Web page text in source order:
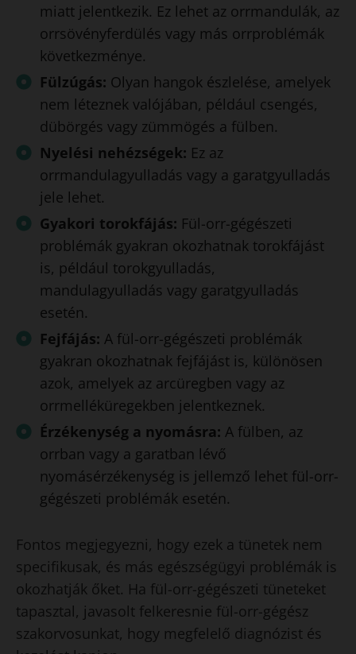
miatt jelentkezik. Ez lehet az orrmandulák, az
orrsövényferdülés vagy más orrproblémák
következménye.
Fülzúgás: Olyan hangok észlelése, amelyek
nem léteznek valójában, például csengés,
dübörgés vagy zümmögés a fülben.
Nyelési nehézségek: Ez az
orrmandulagyulladás vagy a garatgyulladás
jele lehet.
Gyakori torokfájás: Fül-orr-gégészeti
problémák gyakran okozhatnak torokfájást
is, például torokgyulladás,
mandulagyulladás vagy garatgyulladás
esetén.
Fejfájás: A fül-orr-gégészeti problémák
gyakran okozhatnak fejfájást is, különösen
azok, amelyek az arcüregben vagy az
orrmelléküregekben jelentkeznek.
Érzékenység a nyomásra: A fülben, az
orrban vagy a garatban lévő
nyomásérzékenység is jellemző lehet fül-orr-
gégészeti problémák esetén.
Fontos megjegyezni, hogy ezek a tünetek nem
specifikusak, és más egészségügyi problémák is
okozhatják őket. Ha fül-orr-gégészeti tüneteket
tapasztal, javasolt felkeresnie fül-orr-gégész
szakorvosunkat, hogy megfelelő diagnózist és